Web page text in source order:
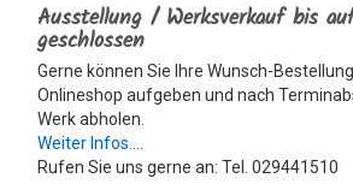
Ausstellung / Werksverkauf bis
geschlossen
Gerne können Sie Ihre Wunsch-
Onlineshop aufgeben und nach
Werk abholen.
Weiter Infos....
Rufen Sie uns gerne an: Tel. 029441510